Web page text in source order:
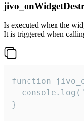
Is executed when the
It is triggered when
function
}